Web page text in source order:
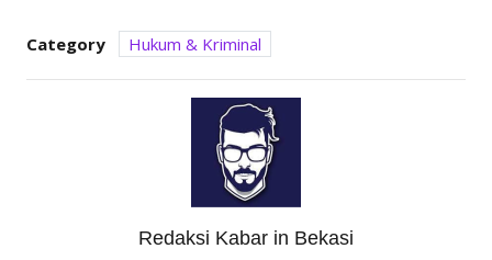
Category Hukum & Kriminal
Redaksi Kabar in Bekasi